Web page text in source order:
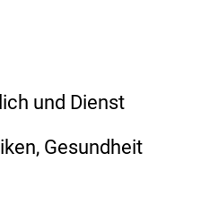
und Dienst
Gesundheit